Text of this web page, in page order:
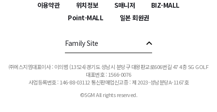
이용약관
위치정보 S매니저
BIZ-MALL
Point-MALL
일본 회원권
Family Site
㈜에스지엠대표이사 : 이의범 (13524)경기도 성남시 분당구 대왕판교로606번길 47 4층 SG GOLF
대표번호 : 1566-0076
사업등록번호 : 146-88-03112 통신판매업신고증 : 제 2023-성남분당A-1167호
©SGM All rights reserved.